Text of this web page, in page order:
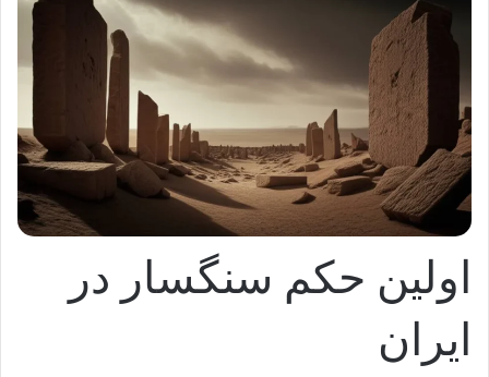
اولین حکم سنگسار در
ایران